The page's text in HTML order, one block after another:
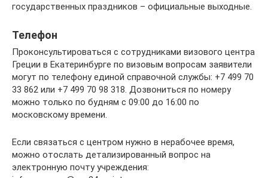
государственных праздников – официальные выходные.
Телефон
Проконсультироваться с сотрудниками визового центра
Греции в Екатеринбурге по визовым вопросам заявители
могут по телефону единой справочной службы: +7 499 70
33 862 или +7 499 70 98 318. Дозвониться по номеру
можно только по будням с 09:00 до 16:00 по
московскому времени.
Если связаться с центром нужно в нерабочее время,
можно отослать детализированный вопрос на
электронную почту учреждения: